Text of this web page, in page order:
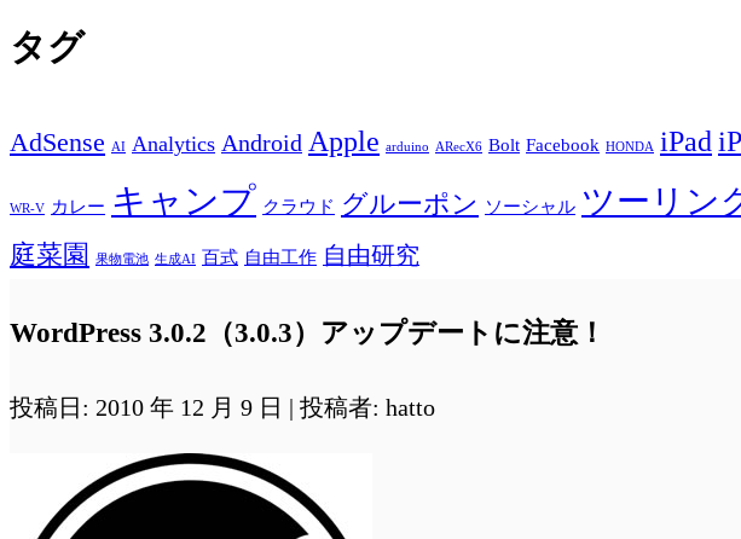
タグ
AdSense AI Analytics Android Apple arduino ARecX6 Bolt Facebook HONDA iPad
WR-V カレー キャンプ クラウド グルーポン ソーシャル ツーリン
庭菜園
果物電池 生成AI 百式 自由工作 自由研究
WordPress 3.0.2（3.0.3）アップデートに注意！
投稿日: 2010 年 12 月 9 日 | 投稿者: hatto